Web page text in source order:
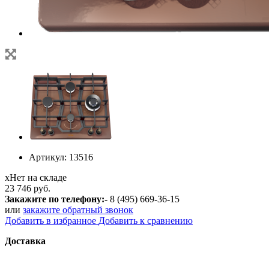
Артикул: 13516
хНет на складе
23 746 руб.
Закажите по телефону:- 8 (495) 669-36-15
или закажите обратный звонок
Добавить в избранное Добавить к сравнению
Доставка